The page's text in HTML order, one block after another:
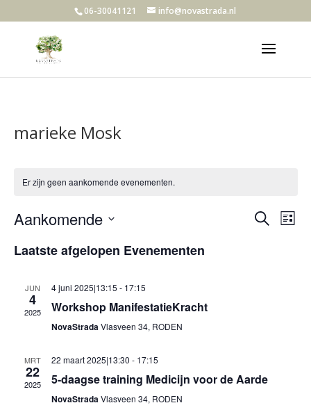
06-30041121 info@novastrada.nl
marieke Mosk
Er zijn geen aankomende evenementen.
Zoeken
Lijst
Aankomende
een
Laatste afgelopen Evenementen
JUN
4
2025
4 juni 2025|13:15 - 17:15
Workshop ManifestatieKracht
NovaStradaVlasveen 34, RODEN
MRT
22
2025
22 maart 2025|13:30 - 17:15
5-daagse training Medicijn voor de Aarde
NovaStradaVlasveen 34, RODEN